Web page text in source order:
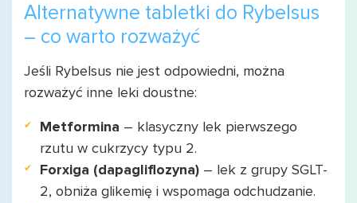
Alternatywne tabletki do Rybelsus
– co warto rozważyć
Jeśli Rybelsus nie jest odpowiedni, można
rozważyć inne leki doustne:
Metformina – klasyczny lek pierwszego
rzutu w cukrzycy typu 2.
Forxiga (dapagliflozyna) – lek z grupy SGLT-
2, obniża glikemię i wspomaga odchudzanie.